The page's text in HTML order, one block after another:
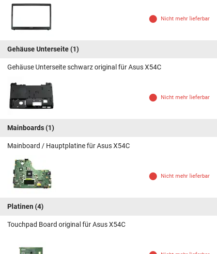
Nicht mehr lieferbar
Gehäuse Unterseite(1)
Gehäuse Unterseite schwarz original für Asus X54C
Nicht mehr lieferbar
Mainboards(1)
Mainboard / Hauptplatine für Asus X54C
Nicht mehr lieferbar
Platinen (4)
Touchpad Board original für Asus X54C